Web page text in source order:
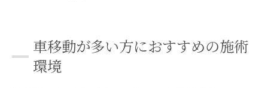
車移動が多い方におすすめの施術
環境